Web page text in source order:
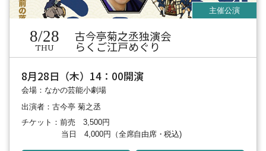
8/28
THU
古今亭菊之丞独演会
らくご江戸めぐり
8月28日（木）14：00開演
会場：なかの芸能小劇場
出演者：古今亭 菊之丞
チケット：前売 3,500円
当日 4,000円 （全席自由席・税込)